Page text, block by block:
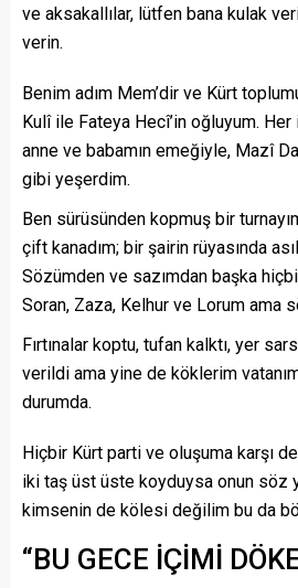
ve aksakallılar, lütfen bana kulak
verin.
Benim adım Mem’dir ve Kürt
Kulî ile Fateya Hecî’in oğluyum. Her
anne ve babamın emeğiyle, Mazî
gibi yeşerdim.
Ben sürüsünden kopmuş bir
çift kanadım; bir şairin rüyasında
Sözümden ve sazımdan başka
Soran, Zaza, Kelhur ve Lorum ama
Fırtınalar koptu, tufan kalktı, yer
verildi ama yine de köklerim
durumda.
Hiçbir Kürt parti ve oluşuma karşı
iki taş üst üste koyduysa onun söz
kimsenin de kölesi değilim bu da
“BU GECE İÇİMİ